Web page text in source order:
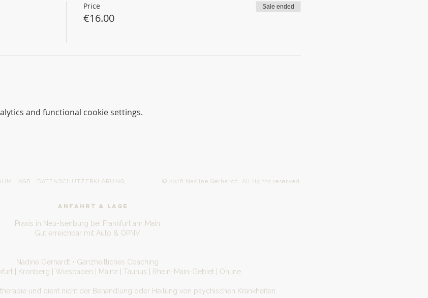
Price
€16.00
Sale ended
and functional cookie settings.
| AGB DATENSCHUTZERKLÄRUNG © 2026 Nadine Gerhardt. All rights reserved.
Praxis in Neu-Isenburg bei Frankfurt am Main
Gut erreichbar mit Auto & ÖPNV
Nadine Gerhardt • Ganzheitliches Coaching
| Kronberg | Wiesbaden | Mainz | Taunus | Rhein-Main-Gebiet | Online
und dient nicht der Behandlung oder Heilung von psychischen Krankheiten.
ANFAHRT & LAGE